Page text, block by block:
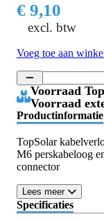
€ 9,10
excl. btw
Voeg toe aan
Voorraad
Voorraad
Productinformatie
TopSolar
M6 perskabeloog
connector
Lees meer
Specificaties